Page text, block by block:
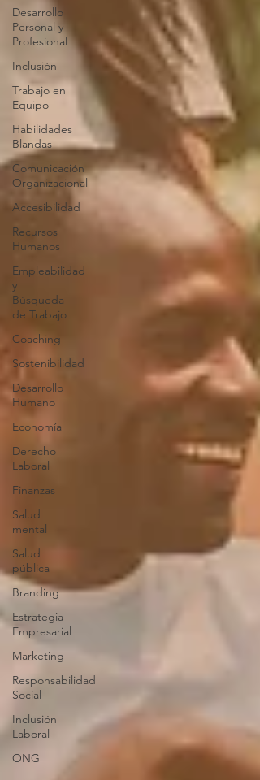
Desarrollo
Personal y
Profesional
Inclusión
Trabajo en
Equipo
Habilidades
Blandas
Comunicación
Organizacional
Accesibilidad
Recursos
Humanos
Empleabilidad
y
Búsqueda
de Trabajo
Coaching
Sostenibilidad
Desarrollo
Humano
Economía
Derecho
Laboral
Finanzas
Salud
mental
Salud
pública
Branding
Estrategia
Empresarial
Marketing
Responsabilidad
Social
Inclusión
Laboral
ONG